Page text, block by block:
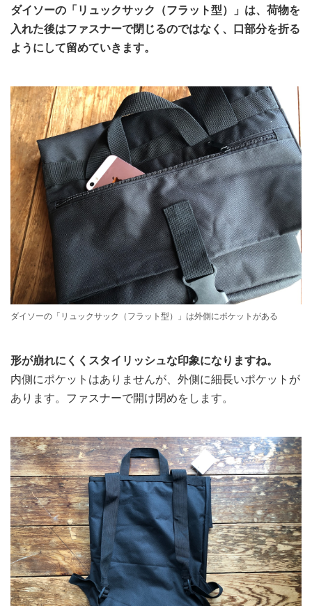
ダイソーの「リュックサック（フラット型）」は、荷物を
入れた後はファスナーで閉じるのではなく、口部分を折る
ようにして留めていきます。
ダイソーの「リュックサック（フラット型）」は外側にポケットがある
形が崩れにくくスタイリッシュな印象になりますね。
内側にポケットはありませんが、外側に細長いポケットが
あります。ファスナーで開け閉めをします。